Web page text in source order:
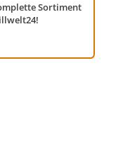
Sortiment